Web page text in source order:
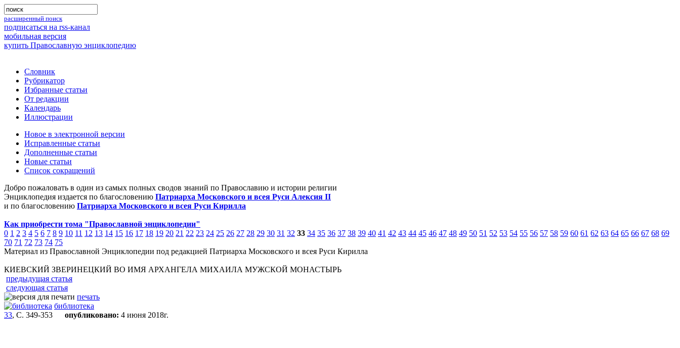
расширенный поиск
подписаться на rss-канал
мобильная версия
купить Православную энциклопедию
Словник
Рубрикатор
Избранные статьи
От редакции
Календарь
Иллюстрации
Новое в электронной версии
Исправленные статьи
Дополненные статьи
Новые статьи
Список сокращений
Добро пожаловать в один из самых полных сводов знаний по Православию и истории религии
Энциклопедия издается по благословению Патриарха Московского и всея Руси Алексия II
и по благословению Патриарха Московского и всея Руси Кирилла
Как приобрести тома "Православной энциклопедии"
0 1 2 3 4 5 6 7 8 9 10 11 12 13 14 15 16 17 18 19 20 21 22 23 24 25 26 27 28 29 30 31 32 33 34 35 36 37 38 39 40 41 42 43 44 45 46 47 48 49 50 51 52 53 54 55 56 57 58 59 60 61 62 63 64 65 66 67 68 69
70 71 72 73 74 75
Материал из Православной Энциклопедии под редакцией Патриарха Московского и всея Руси Кирилла
КИЕВСКИЙ ЗВЕРИНЕЦКИЙ ВО ИМЯ АРХАНГЕЛА МИХАИЛА МУЖСКОЙ МОНАСТЫРЬ
предыдущая статья
следующая статья
печать
библиотека
33, С. 349-353 опубликовано: 4 июня 2018г.